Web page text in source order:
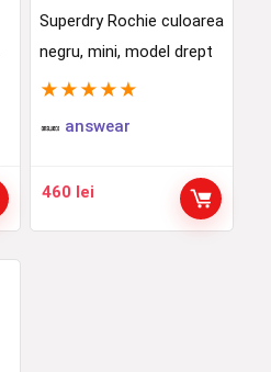
Superdry Rochie culoarea
negru, mini, model drept
★ ★ ★ ★ ★
answear
460 lei